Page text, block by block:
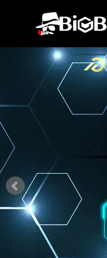
BigBoss(ビ
グ
ボ
ス)
-
FX・
CFD
取